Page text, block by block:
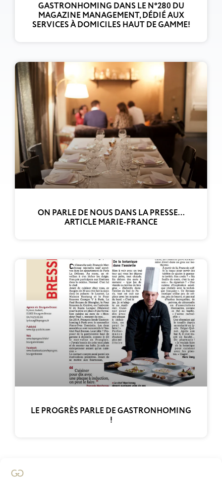
GASTRONHOMING DANS LE N°280 DU
MAGAZINE MANAGEMENT, DÉDIÉ AUX
SERVICES À DOMICILES HAUT DE GAMME!
ON PARLE DE NOUS DANS LA PRESSE…
ARTICLE MARIE-FRANCE
LE PROGRÈS PARLE DE GASTRONHOMING
!